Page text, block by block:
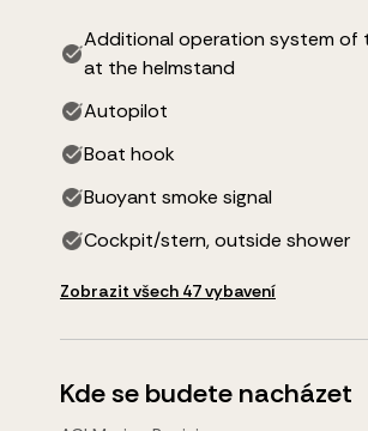
Additional operation system of
at the helmstand
Autopilot
Boat hook
Buoyant smoke signal
Cockpit/stern, outside shower
Zobrazit všech 47 vybavení
Kde se budete nacházet